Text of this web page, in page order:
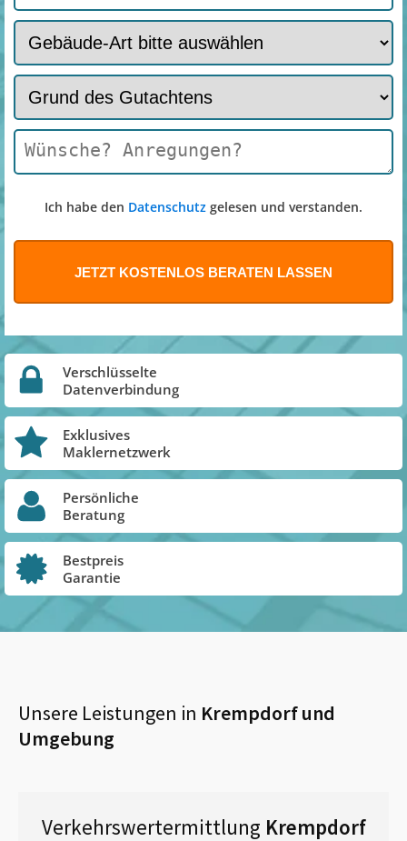
Ich habe den Datenschutz gelesen und verstanden.
Verschlüsselte
Datenverbindung
Exklusives
Maklernetzwerk
Persönliche
Beratung
Bestpreis
Garantie
Unsere Leistungen in Krempdorfund
Umgebung
Verkehrswertermittlung Krempdorf